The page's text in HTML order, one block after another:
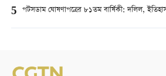
5 পটসডাম ঘোষণাপত্রের ৮১তম বার্ষিকী: দলিল,